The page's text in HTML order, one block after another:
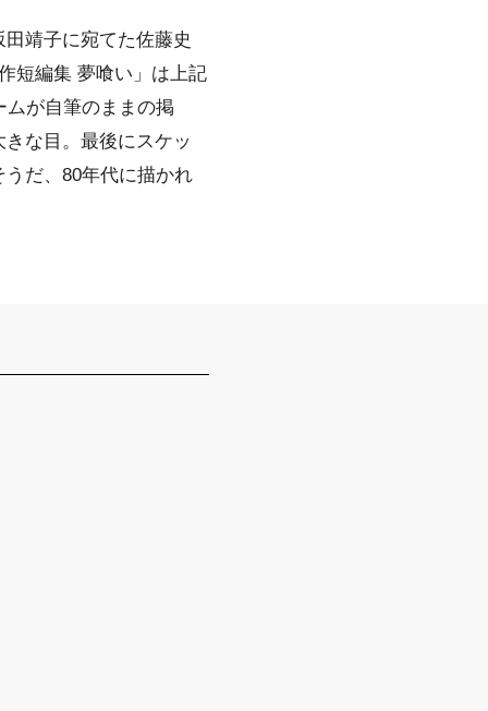
靖子に宛てた佐藤史
短編集 夢喰い」は上記
が自筆のままの掲
な目。最後にスケッ
だ、80年代に描かれ